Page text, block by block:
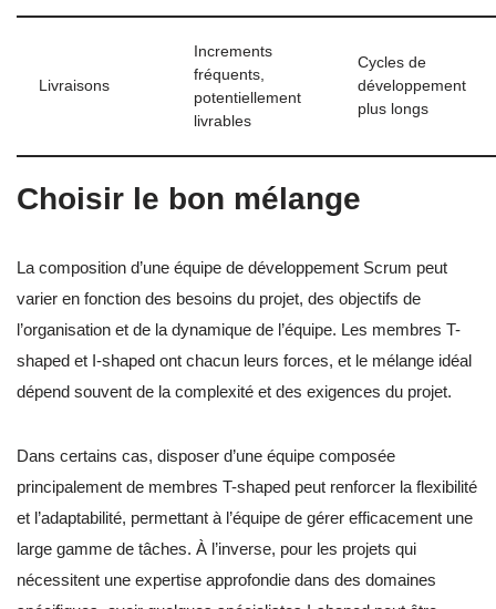
Livraisons
Increments
fréquents,
potentiellement
livrables
Cycles de
développement
plus longs
Choisir le bon mélange
La composition d’une équipe de développement Scrum peut
varier en fonction des besoins du projet, des objectifs de
l’organisation et de la dynamique de l’équipe. Les membres T-
shaped et I-shaped ont chacun leurs forces, et le mélange idéal
dépend souvent de la complexité et des exigences du projet.
Dans certains cas, disposer d’une équipe composée
principalement de membres T-shaped peut renforcer la flexibilité
et l’adaptabilité, permettant à l’équipe de gérer efficacement une
large gamme de tâches. À l’inverse, pour les projets qui
nécessitent une expertise approfondie dans des domaines